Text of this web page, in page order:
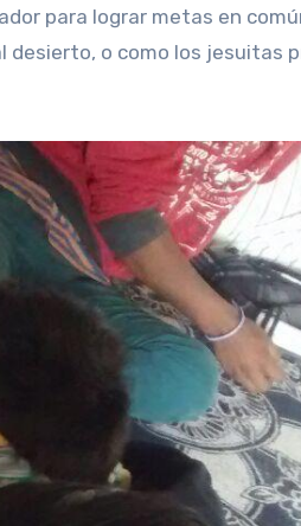
para lograr metas en
desierto, o como los jesuitas